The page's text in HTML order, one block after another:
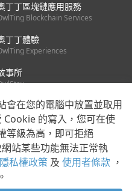
丁丁區塊鏈應用服務
Blockchain Services
丁丁體驗
Experiences
事所
範，若有疑慮歡迎來信告
會在您的電腦中放置並取用
的寫入，您可在使
等級為高，即可拒絕
站某些功能無法正常執
隱私權政策 及 使用者條款 ，